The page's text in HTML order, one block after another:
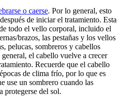
o caerse. Por lo general, esto
de iniciar el tratamiento. Esta
todo el vello corporal, incluido el
brazos, las pestañas y los vellos
pelucas, sombreros y cabellos
el cabello vuelve a crecer
Recuerde que el cabello
de clima frío, por lo que es
use un sombrero cuando las
protegerse del sol.